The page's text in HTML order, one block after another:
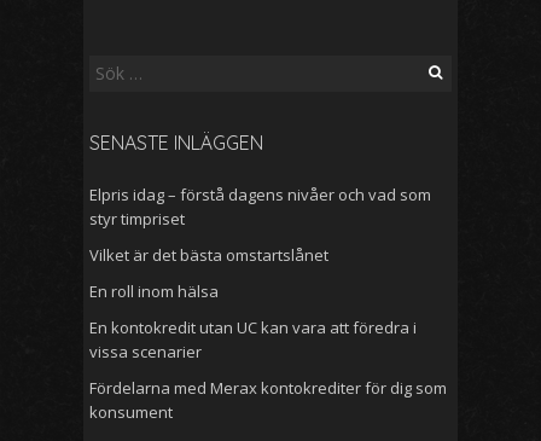
Sök
SENASTE INLÄGGEN
Elpris idag – förstå dagens nivåer och vad som
styr timpriset
Vilket är det bästa omstartslånet
En roll inom hälsa
En kontokredit utan UC kan vara att föredra i
vissa scenarier
Fördelarna med Merax kontokrediter för dig som
konsument